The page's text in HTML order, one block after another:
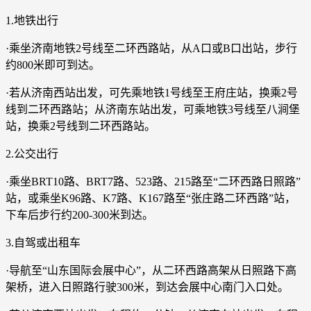
1.地铁出行
·乘坐济南地铁2号线至二环西路站，从A口或B口出站，步行
约800米即可到达。
·若从济南西站出发，可先乘地铁1号线至王府庄站，换乘2号
线到二环西路站；从济南东站出发，可乘地铁3号线至八涧堡
站，换乘2号线到二环西路站。
2.公交出行
·乘坐BRT10路、BRT7路、523路、215路至“二环西路日照路”
站，或乘坐K96路、K7路、K167路至“张庄路二环西路”站，
下车后步行约200-300米到达。
3.自驾或出租车
·导航至“山东国际会展中心”，从二环西路高架从日照路下高
架桥，进入日照路行驶300米，到达会展中心南门入口处。